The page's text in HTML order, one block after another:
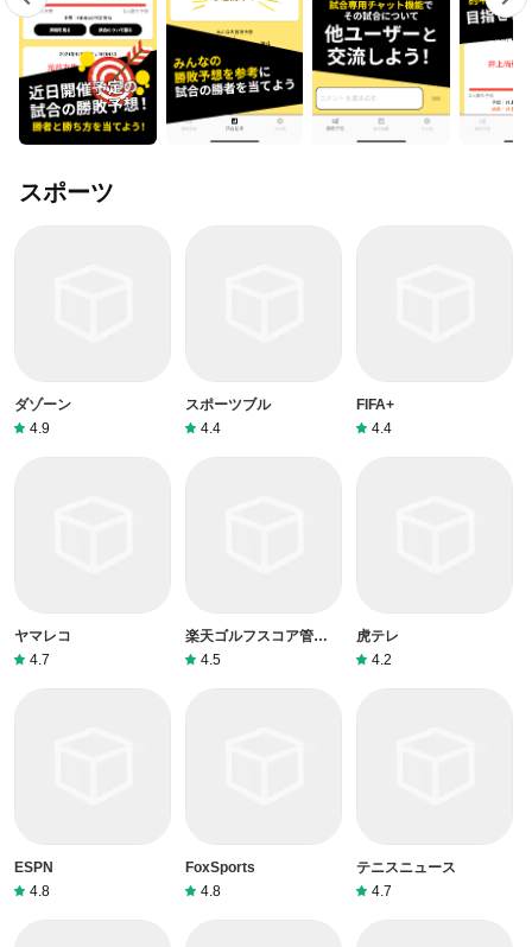
スポーツ
ダゾーン
4.9
スポーツブル
4.4
FIFA+
4.4
ヤマレコ
4.7
楽天ゴルフスコア管理ア
プリ
4.5
虎テレ
4.2
ESPN
4.8
FoxSports
4.8
テニスニュース
4.7